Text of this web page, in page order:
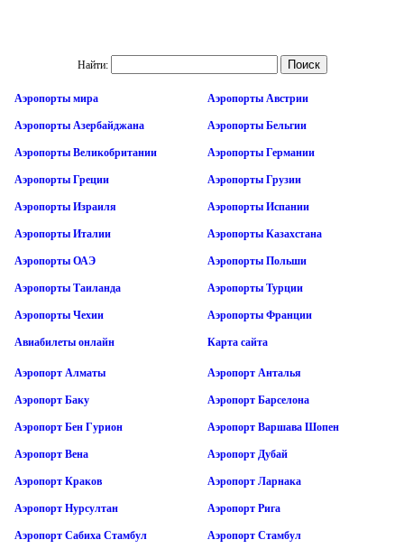
Найти:
Аэропорты мира Аэропорты Австрии
Аэропорты Азербайджана Аэропорты Бельгии
Аэропорты Великобритании Аэропорты Германии
Аэропорты Греции Аэропорты Грузии
Аэропорты Израиля Аэропорты Испании
Аэропорты Италии Аэропорты Казахстана
Аэропорты ОАЭ Аэропорты Польши
Аэропорты Таиланда Аэропорты Турции
Аэропорты Чехии Аэропорты Франции
Авиабилеты онлайн Карта сайта
Аэропорт Алматы Аэропорт Анталья
Аэропорт Баку Аэропорт Барселона
Аэропорт Бен Гурион Аэропорт Варшава Шопен
Аэропорт Вена Аэропорт Дубай
Аэропорт Краков Аэропорт Ларнака
Аэропорт Нурсултан Аэропорт Рига
Аэропорт Сабиха Стамбул Аэропорт Стамбул